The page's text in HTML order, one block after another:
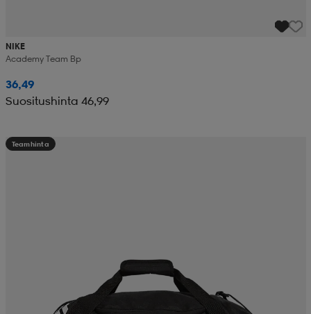
NIKE
Academy Team Bp
36,49
Suositushinta 46,99
Teamhinta